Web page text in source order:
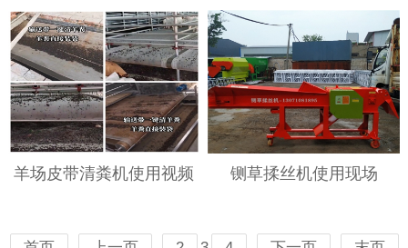
羊场皮带清粪机使用视频 铡草揉丝机使用现场